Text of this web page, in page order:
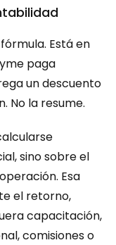
Está en
paga
un descuento
No la resume.
sino sobre el
Esa
el retorno,
capacitación,
comisiones o